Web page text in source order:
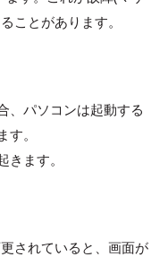
ことがあります。
、パソコンは起動する
。
ます。
されていると、画面が